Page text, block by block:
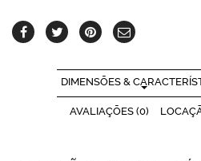
DIMENSÕES &
AVALIAÇÕES (0)